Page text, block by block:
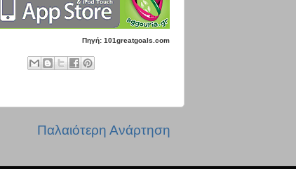
Πηγή: 101greatgoals.com
Παλαιότερη Ανάρτηση